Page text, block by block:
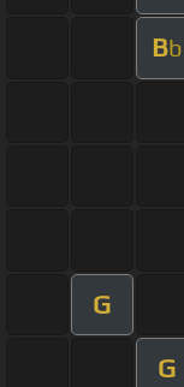
Bb
G
G